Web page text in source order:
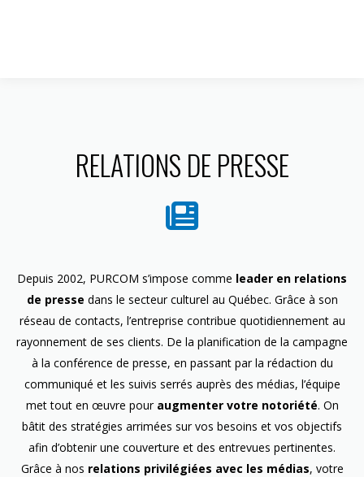
RELATIONS DE PRESSE
Depuis 2002, PURCOM s’impose comme leader en relations
de presse dans le secteur culturel au Québec. Grâce à son
réseau de contacts, l’entreprise contribue quotidiennement au
rayonnement de ses clients. De la planification de la campagne
à la conférence de presse, en passant par la rédaction du
communiqué et les suivis serrés auprès des médias, l’équipe
met tout en œuvre pour augmenter votre notoriété. On
bâtit des stratégies arrimées sur vos besoins et vos objectifs
afin d’obtenir une couverture et des entrevues pertinentes.
Grâce à nos relations privilégiées avec les médias, votre